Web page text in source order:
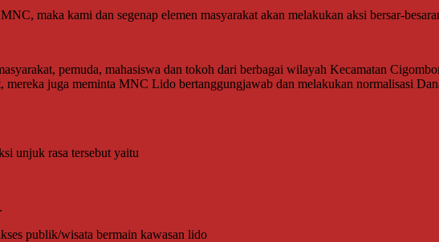
maka kami dan segenap elemen masyarakat akan melakukan aksi bersar-
pemuda, mahasiswa dan tokoh dari berbagai wilayah Kecamatan
juga meminta MNC Lido bertanggungjawab dan melakukan normalisasi
unjuk rasa tersebut yaitu
publik/wisata bermain kawasan lido